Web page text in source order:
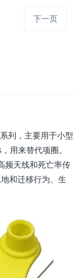
下一页
列，主要用于小型
用来替代项圈。
频天线和死亡率传
和迁移行为、生